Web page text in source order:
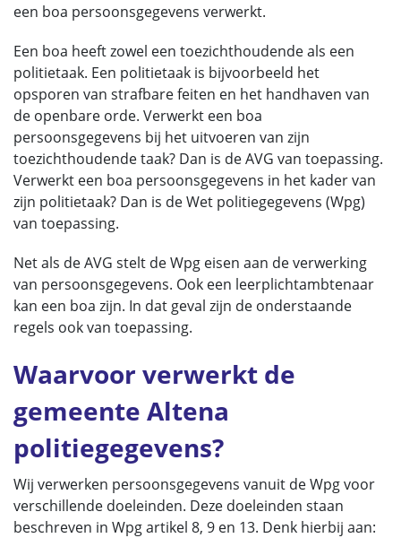
een boa persoonsgegevens verwerkt.
Een boa heeft zowel een toezichthoudende als een
politietaak. Een politietaak is bijvoorbeeld het
opsporen van strafbare feiten en het handhaven van
de openbare orde. Verwerkt een boa
persoonsgegevens bij het uitvoeren van zijn
toezichthoudende taak? Dan is de AVG van toepassing.
Verwerkt een boa persoonsgegevens in het kader van
zijn politietaak? Dan is de Wet politiegegevens (Wpg)
van toepassing.
Net als de AVG stelt de Wpg eisen aan de verwerking
van persoonsgegevens. Ook een leerplichtambtenaar
kan een boa zijn. In dat geval zijn de onderstaande
regels ook van toepassing.
Waarvoor verwerkt de
gemeente Altena
politiegegevens?
Wij verwerken persoonsgegevens vanuit de Wpg voor
verschillende doeleinden. Deze doeleinden staan
beschreven in Wpg artikel 8, 9 en 13. Denk hierbij aan: